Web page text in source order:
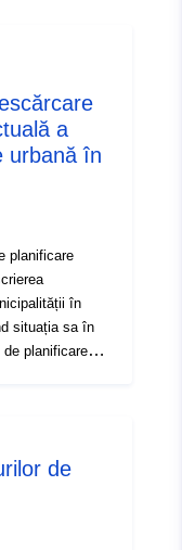
a
urbană în
planificare
în
situația sa în
planificare
național de
de